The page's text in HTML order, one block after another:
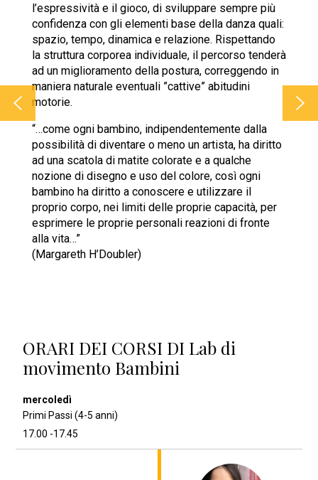
l’espressività e il gioco, di sviluppare sempre più
confidenza con gli elementi base della danza quali:
spazio, tempo, dinamica e relazione. Rispettando
la struttura corporea individuale, il percorso tenderà
ad un miglioramento della postura, correggendo in
maniera naturale eventuali ”cattive” abitudini
motorie.
“…come ogni bambino, indipendentemente dalla
possibilità di diventare o meno un artista, ha diritto
ad una scatola di matite colorate e a qualche
nozione di disegno e uso del colore, così ogni
bambino ha diritto a conoscere e utilizzare il
proprio corpo, nei limiti delle proprie capacità, per
esprimere le proprie personali reazioni di fronte
alla vita…”
(Margareth H’Doubler)
ORARI DEI CORSI DI Lab di
movimento Bambini
Primi Passi (4-5 anni)
17.00 -17.45